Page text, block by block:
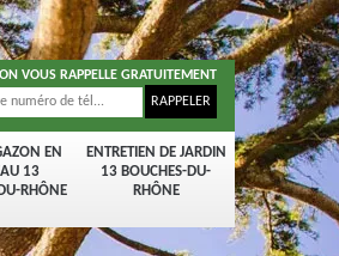
EN
13
RHÔNE
ENTRETIEN DE JARDIN
13 BOUCHES-DU-
RHÔNE
ON VOUS RAPPELLE GRATUITEMENT